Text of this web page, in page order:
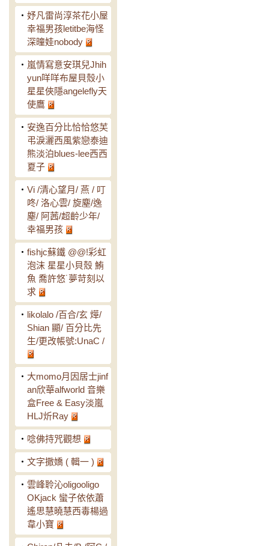
‧ 妤凡雷尚淳茶花小屋
幸福男孩letitbe海怪
深曈娃nobody
‧ 嵐情寫意安琪兒Jhih
yun咩咩布屋貝殼小
星星俠隱angelefly天
使鷹
‧ 安逸百分比恰恰悠芙
弔淚灑西風紫戀泰迪
熊淡泊blues-lee西西
夏子
‧ Vi /清心望月/ 燕 / 叮
咚/ 洛心雲/ 旋塵/逸
塵/ 阿茜/超齡少年/
幸福男孩
‧ fishjc蘇鐵 @@!彩虹
泡沫 星星小貝殼 鮪
魚 喬許悠˙夢苛刻以
求
‧ likolalo /百合/玄 燁/
Shian 顯/ 百分比先
生/更改帳號:UnaC /
‧ 大momo月因居士jinf
an欣華alfworld 音樂
盒Free & Easy淡嵐
HLJ炘Ray
‧ 唸佛持咒觀想
‧ 文字撒嬌 ( 輯一 )
‧ 雲峰聆沁oligooligo
OKjack 蠻子依依蕭
遙思慧曉慧西毒楊過
韋小寶